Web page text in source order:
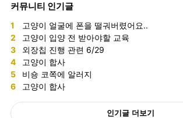
커뮤니티 인기글
1 고양이 얼굴에 폰을 떨궈버렸어요..
2 고양이 입양 전 받아야할 교육
3 외장칩 진행 관련 6/29
4 고양이 합사
5 비숑 코쪽에 알러지
6 고양이 합사
인기글 더보기